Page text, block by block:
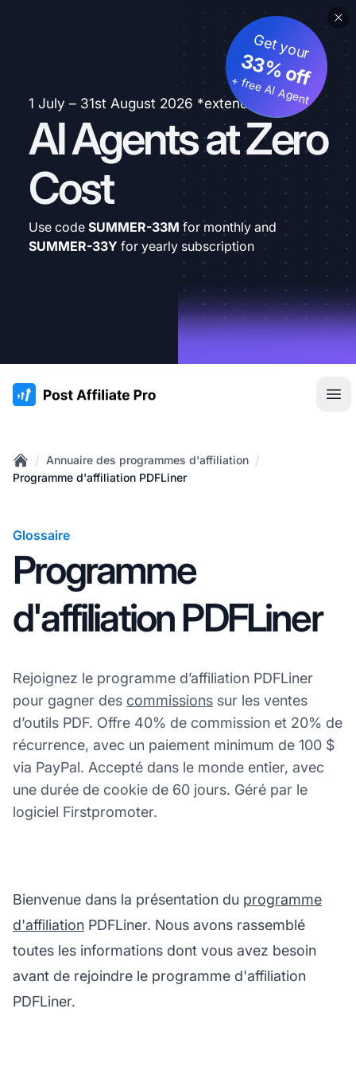
1 July – 31st August 2026 *extended
AI Agents at Zero
Cost
Get your
33% off
+ free AI Agent
Use code SUMMER-33M for monthly and
SUMMER-33Y for yearly subscription
:site.title
Home
/ Annuaire des programmes d'affiliation /
Programme d'affiliation PDFLiner
Glossaire
Programme
d'affiliation PDFLiner
Rejoignez le programme d’affiliation PDFLiner
pour gagner des commissions sur les ventes
d’outils PDF. Offre 40% de commission et 20% de
récurrence, avec un paiement minimum de 100 $
via PayPal. Accepté dans le monde entier, avec
une durée de cookie de 60 jours. Géré par le
logiciel Firstpromoter.
Bienvenue dans la présentation du programme
d'affiliation PDFLiner. Nous avons rassemblé
toutes les informations dont vous avez besoin
avant de rejoindre le programme d'affiliation
PDFLiner.